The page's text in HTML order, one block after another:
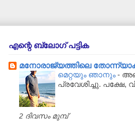
എന്റെ ബ്ലോഗ് പട്ടിക
മനോരാജ്യത്തിലെ
മെറ്റയും ഞാനും-
പ്രവേശിച്ചു. പക്ഷേ,
2 ദിവസം മുമ്പ്